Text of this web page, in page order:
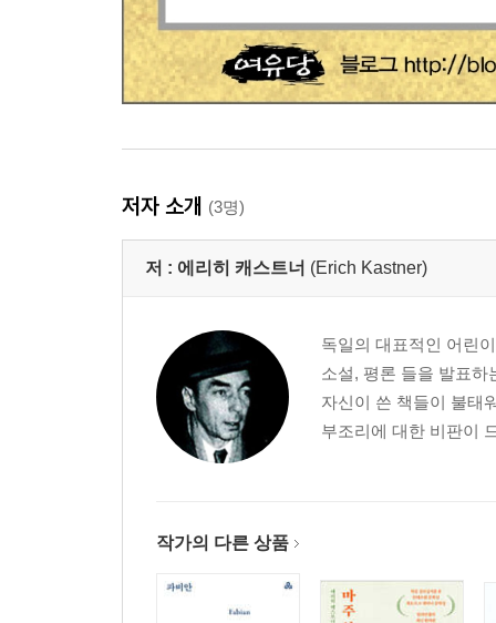
저자 소개 (3명)
저 : 에리히 캐스트너 (Erich Kastner)
독일의 대표적인 어린
소설, 평론 들을 발표하
자신이 쓴 책들이 불태
부조리에 대한 비판이
작가의 다른 상품